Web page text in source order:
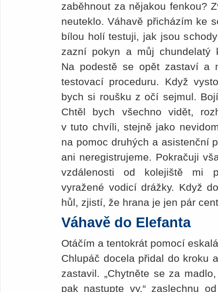
zaběhnout za nějakou fenkou?
neuteklo. Váhavě přicházím ke
bílou holí testuji, jak jsou
zazní pokyn a můj chundelatý
Na podestě se opět zastaví a
testovací proceduru. Když
bych si roušku z očí sejmul.
Chtěl bych všechno vidět,
v tuto chvíli, stejně jako
na pomoc druhých a asistenční
ani neregistrujeme. Pokračuji
vzdálenosti od kolejiště mi
vyražené vodicí drážky. Když
hůl, zjistí, že hrana je jen pár
Váhavě do Elefanta
Otáčím a tentokrát pomocí
Chlupáč docela přidal do kroku
zastavil. „Chytněte se za
pak nastupte vy,“ zaslechnu